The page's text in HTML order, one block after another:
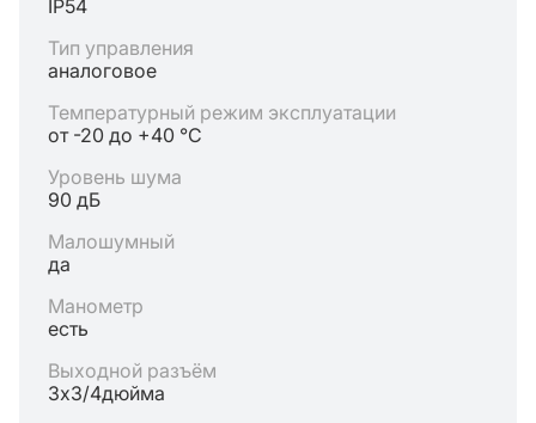
IP54
Тип управления
аналоговое
Температурный режим эксплуатации
от -20 до +40 °C
Уровень шума
90 дБ
Малошумный
да
Манометр
есть
Выходной разъём
3х3/4дюйма